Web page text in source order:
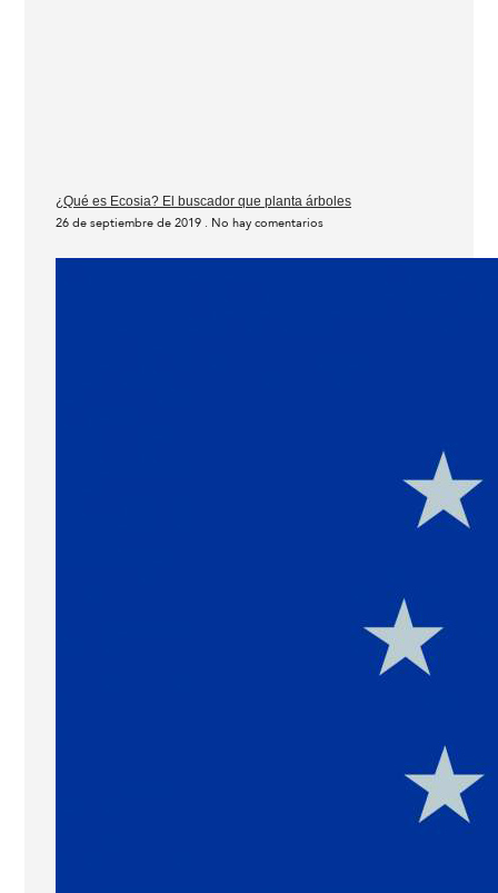
¿Qué es Ecosia? El buscador que planta árboles
26 de septiembre de 2019 No hay comentarios